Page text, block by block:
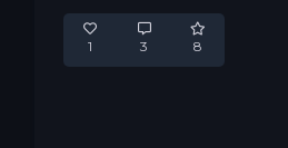
1 3 8